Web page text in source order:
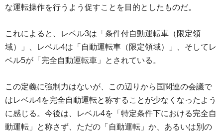
な運転操作を行うよう促すことを目的としたものだ。
これによると、レベル3は「条件付自動運転車（限定領
域）」、レベル4は「自動運転車（限定領域）」、そしてレ
ベル5が「完全自動運転車」とされている。
この定義に強制力はないが、この辺りから国関連の会議で
はレベル4を完全自動運転と称することが少なくなったよう
に感じる。今後は、レベル4を「特定条件下における完全自
動運転」と称さず、ただの「自動運転」か、あるいは別の